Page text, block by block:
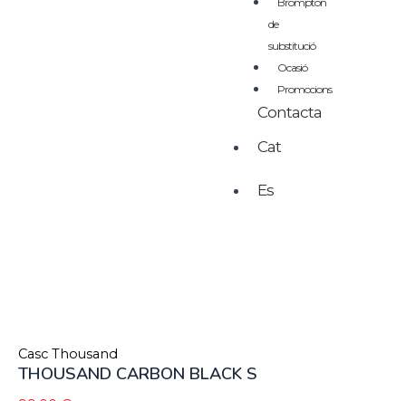
de
substitució
Ocasió
Promocions
Contacta
Cat
Es
Casc Thousand
THOUSAND CARBON BLACK S